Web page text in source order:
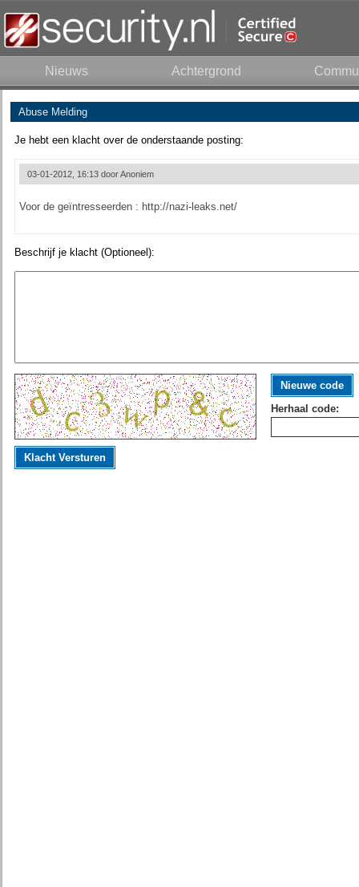
Nieuws Achtergrond
Abuse Melding
Je hebt een klacht over de onderstaande posting:
03-01-2012, 16:13 doorAnoniem
Voor de geïntresseerden : http://nazi-leaks.net/
Beschrijf je klacht (Optioneel):
Nieuwe code
Herhaal code:
Klacht Versturen